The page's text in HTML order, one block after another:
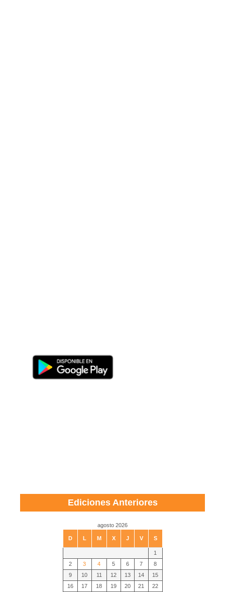
Ediciones Anteriores
agosto 2026
D L M X J V S
1
2
3 4 5 6 7
8
9
10 11 12 13 14
15
16
17 18 19 20 21
22